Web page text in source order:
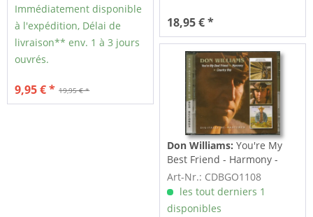
Immédiatement disponible
à l'expédition, Délai de
livraison** env. 1 à 3 jours
ouvrés.
19,95 € *
9,95 € *
18,95 € *
Don Williams: You're My
Best Friend - Harmony -
Country Boy...
Art-Nr.: CDBGO1108
les tout derniers 1
disponibles